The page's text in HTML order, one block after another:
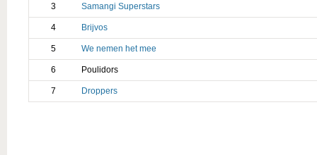
3 Samangi Superstars
4 Brijvos
5 We nemen het mee
6 Poulidors
7 Droppers